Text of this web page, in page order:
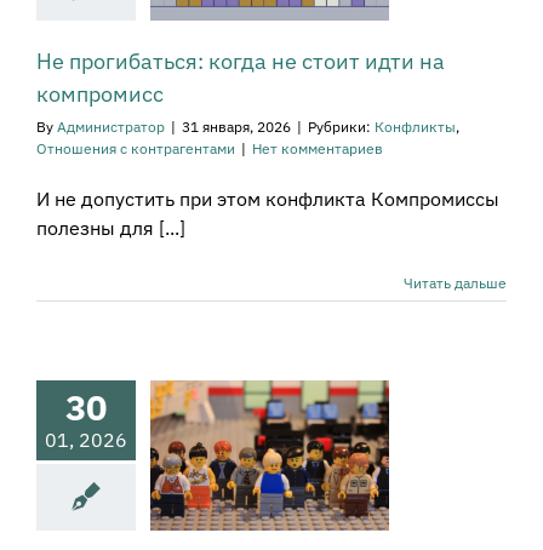
Не прогибаться: когда не стоит идти на
компромисс
By Администратор | 31 января, 2026 | Рубрики: Конфликты,
Отношения с контрагентами | Нет комментариев
И не допустить при этом конфликта Компромиссы
полезны для [...]
Читать дальше
30
01, 2026
и бизнеса в
Качества
и